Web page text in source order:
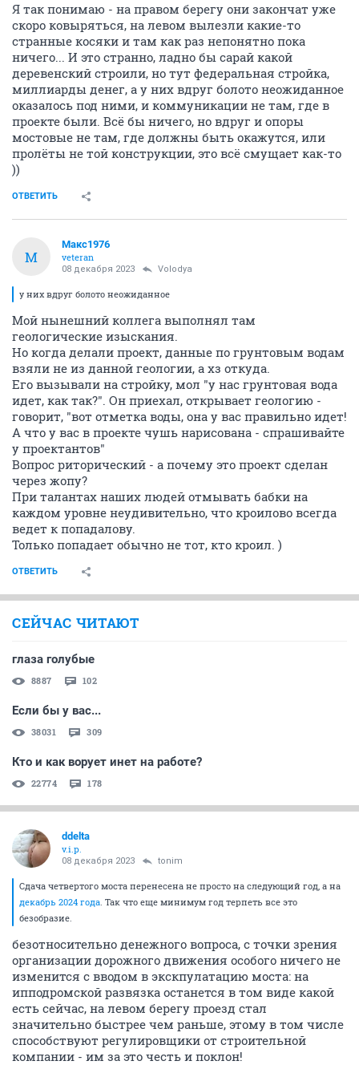
Я так понимаю - на правом берегу они закончат уже
скоро ковыряться, на левом вылезли какие-то
странные косяки и там как раз непонятно пока
ничего... И это странно, ладно бы сарай какой
деревенский строили, но тут федеральная стройка,
миллиарды денег, а у них вдруг болото неожиданное
оказалось под ними, и коммуникации не там, где в
проекте были. Всё бы ничего, но вдруг и опоры
мостовые не там, где должны быть окажутся, или
пролёты не той конструкции, это всё смущает как-то
))
ОТВЕТИТЬ
М
Макс1976
veteran
08 декабря 2023 Volodya
у них вдруг болото неожиданное
Мой нынешний коллега выполнял там
геологические изыскания.
Но когда делали проект, данные по грунтовым водам
взяли не из данной геологии, а хз откуда.
Его вызывали на стройку, мол "у нас грунтовая вода
идет, как так?". Он приехал, открывает геологию -
говорит, "вот отметка воды, она у вас правильно идет!
А что у вас в проекте чушь нарисована - спрашивайте
у проектантов"
Вопрос риторический - а почему это проект сделан
через жопу?
При талантах наших людей отмывать бабки на
каждом уровне неудивительно, что кроилово всегда
ведет к попадалову.
Только попадает обычно не тот, кто кроил. )
ОТВЕТИТЬ
СЕЙЧАС ЧИТАЮТ
глаза голубые
8887 102
Если бы у вас...
38031 309
Кто и как ворует инет на работе?
22774 178
ddelta
v.i.p.
08 декабря 2023 tonim
Сдача четвертого моста перенесена не просто на следующий год, а на
декабрь 2024 года. Так что еще минимум год терпеть все это
безобразие.
безотносительно денежного вопроса, с точки зрения
организации дорожного движения особого ничего не
изменится с вводом в экскпулатацию моста: на
ипподромской развязка останется в том виде какой
есть сейчас, на левом берегу проезд стал
значительно быстрее чем раньше, этому в том числе
способствуют регулировщики от строительной
компании - им за это честь и поклон!